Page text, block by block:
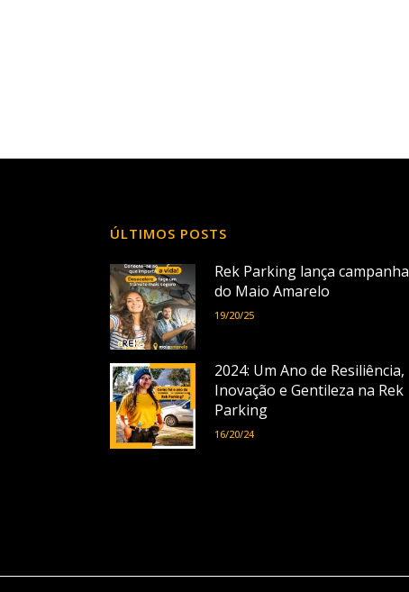
ÚLTIMOS POSTS
Rek Parking lança campanha
do Maio Amarelo
19/20/25
2024: Um Ano de Resiliência,
Inovação e Gentileza na Rek
Parking
16/20/24